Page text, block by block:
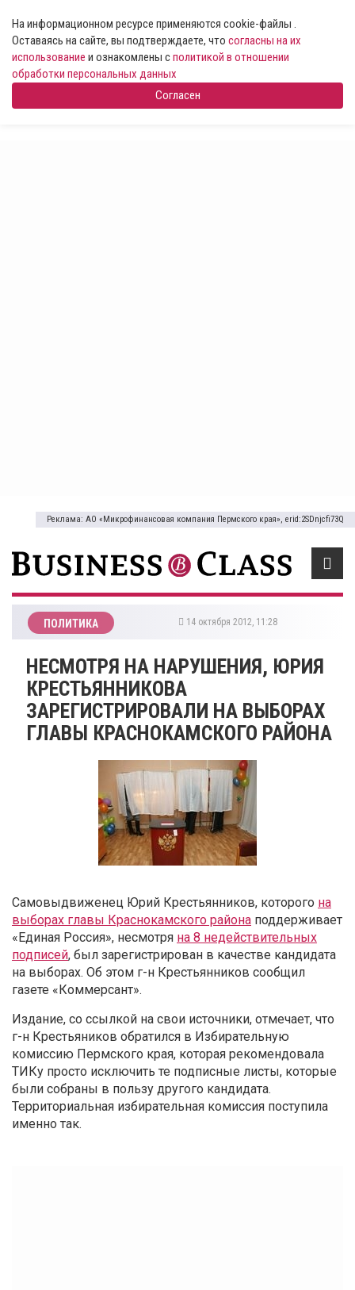
На информационном ресурсе применяются cookie-файлы .
Оставаясь на сайте, вы подтверждаете, что согласны на их
использование и ознакомлены сполитикой в отношении
обработки персональных данных
Согласен
Реклама: АО «Микрофинансовая компания Пермского края», erid:2SDnjcfi73Q
ПОЛИТИКА 14 октября 2012, 11:28
НЕСМОТРЯ НА НАРУШЕНИЯ, ЮРИЯ
КРЕСТЬЯННИКОВА
ЗАРЕГИСТРИРОВАЛИ НА ВЫБОРАХ
ГЛАВЫ КРАСНОКАМСКОГО РАЙОНА
Самовыдвиженец Юрий Крестьянников, которого на
выборах главы Краснокамского района поддерживает
«Единая Россия», несмотря на 8 недействительных
подписей, был зарегистрирован в качестве кандидата
на выборах. Об этом г-н Крестьянников сообщил
газете «Коммерсант».
Издание, со ссылкой на свои источники, отмечает, что
г-н Крестьяников обратился в Избирательную
комиссию Пермского края, которая рекомендовала
ТИКу просто исключить те подписные листы, которые
были собраны в пользу другого кандидата.
Территориальная избирательная комиссия поступила
именно так.